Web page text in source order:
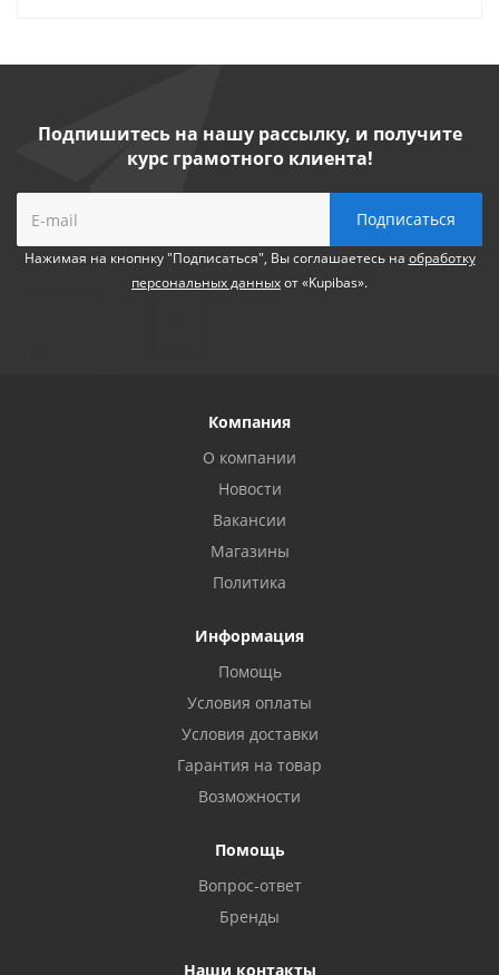
Подпишитесь на нашу рассылку, и получите
курс грамотного клиента!
Нажимая на кнопнку "Подписаться", Вы соглашаетесь на обработку
персональных данныхот «Kupibas».
Компания
О компании
Новости
Вакансии
Магазины
Политика
Информация
Помощь
Условия оплаты
Условия доставки
Гарантия на товар
Возможности
Помощь
Вопрос-ответ
Бренды
Наши контакты